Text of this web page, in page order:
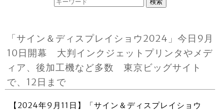
「サイン＆ディスプレイショウ2024」今日9月
10日開幕 大判インクジェットプリンタやメデ
ィア、後加工機など多数 東京ビッグサイト
で、12日まで
【2024年9月11日】「サイン＆ディスプレイショウ